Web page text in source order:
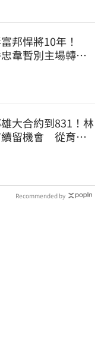
邦悍將10年！
忠韋暫別主場轉
大合約到831！林
續留機會 從育成
Recommended by